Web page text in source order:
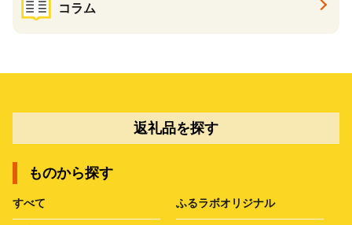
コラム
返礼品を探す
ものから探す
すべて ふるラボオリジナル